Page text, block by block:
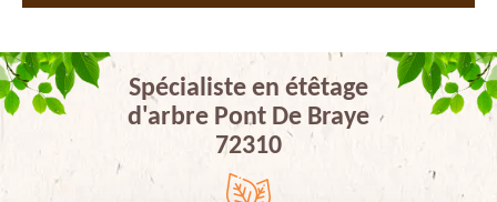
Spécialiste en étêtage
d'arbre Pont De Braye
72310